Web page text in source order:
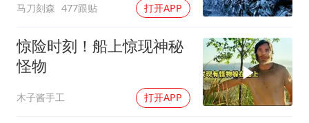
“中国蔬菜之乡”最高温达41.8℃
如何把百年大党建设得更加坚强有力？
马刀刻森 477跟贴 打开APP
惊险时刻！船上惊现神秘
怪物
木子酱手工 打开APP